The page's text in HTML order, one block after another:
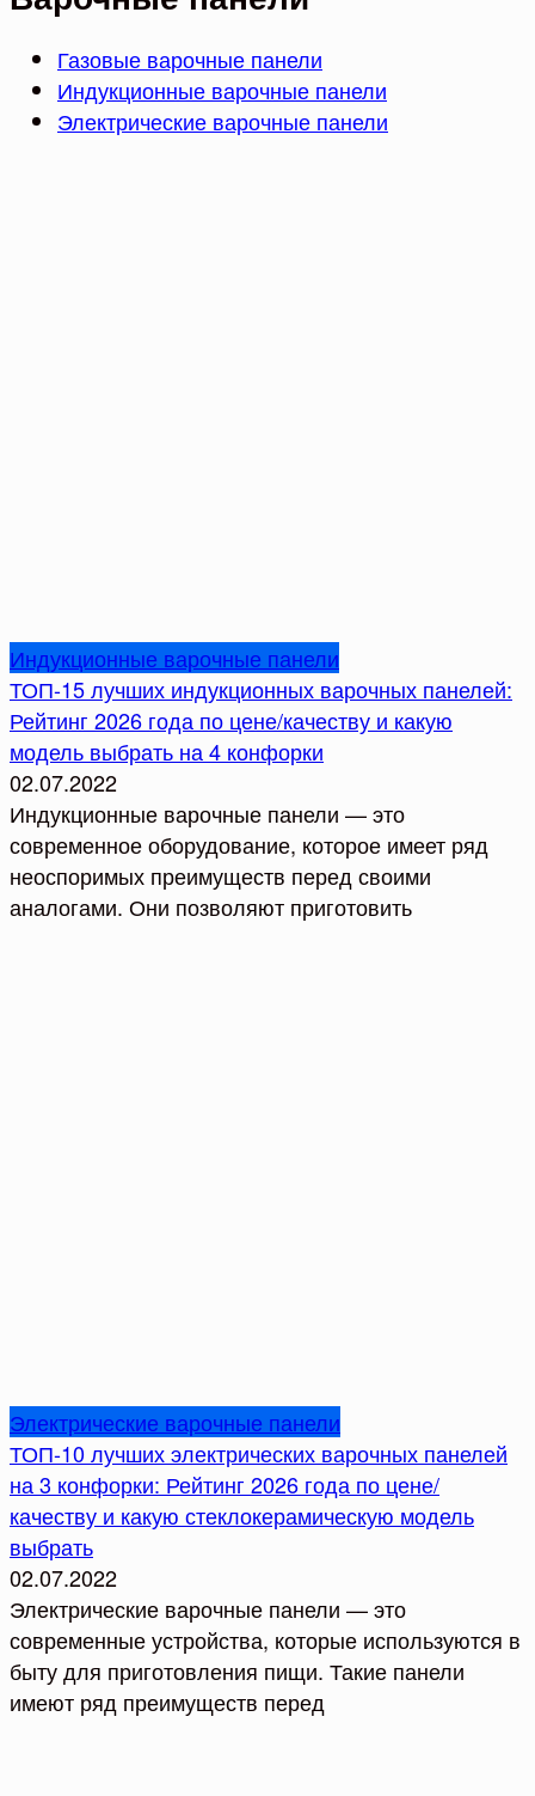
Газовые варочные панели
Индукционные варочные панели
Электрические варочные панели
Индукционные варочные панели
ТОП-15 лучших индукционных варочных панелей:
Рейтинг 2026 года по цене/качеству и какую
модель выбрать на 4 конфорки
02.07.2022
Индукционные варочные панели — это
современное оборудование, которое имеет ряд
неоспоримых преимуществ перед своими
аналогами. Они позволяют приготовить
Электрические варочные панели
ТОП-10 лучших электрических варочных панелей
на 3 конфорки: Рейтинг 2026 года по цене/
качеству и какую стеклокерамическую модель
выбрать
02.07.2022
Электрические варочные панели — это
современные устройства, которые используются в
быту для приготовления пищи. Такие панели
имеют ряд преимуществ перед